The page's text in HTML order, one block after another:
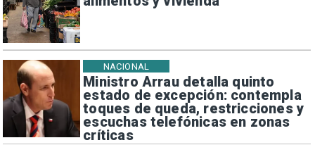
Ministro Arrau detalla quinto
estado de excepción: contempla
toques de queda, restricciones y
escuchas telefónicas en zonas
críticas
NACIONAL